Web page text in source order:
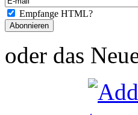
Empfange HTML?
oder das